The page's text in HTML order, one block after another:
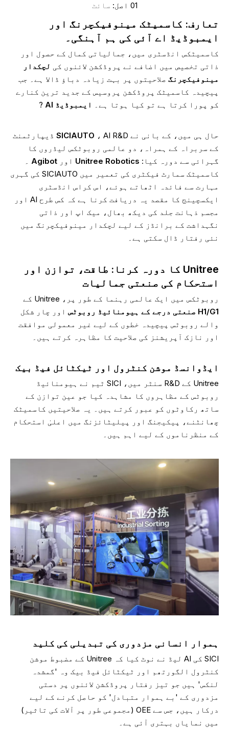
01 اصل:
سائٹ
تعارف: کاسمیٹک مینوفیکچرنگ اور
ایمبوڈیڈ اے آئی کی ہم آہنگی۔
کاسمیٹکس انڈسٹری میں، جمالیاتی کمال کے حصول اور
ذاتی تخصیص میں اضافے نے پروڈکشن لائنوں کی لچکدار
مینوفیکچرنگ صلاحیتوں پر بہت زیادہ دباؤ ڈالا ہے۔ جب
پیچیدہ کاسمیٹک پروڈکشن پروسیس کے جدید ترین کنارے
کو پورا کرتا ہے تو کیا ہوتا ہے۔ ایمبوڈیڈ AI ?
حال ہی میں، کے بانی نے SICIAUTO ، AI R&D ڈیپارٹمنٹ
کے سربراہ کے ہمراہ، دو عالمی روبوٹکس لیڈروں کا
گہرائی سے دورہ کیا: Unitree Robotics اور Agibot ۔
کاسمیٹک سمارٹ فیکٹری کی تعمیر میں SICIAUTO کی گہری
مہارت سے فائدہ اٹھاتے ہوئے، اس کراس انڈسٹری
ایکسچینج کا مقصد یہ دریافت کرنا ہے کہ کس طرح AI اور
مجسم ذہانت جلد کی دیکھ بھال، میک اپ اور ذاتی
نگہداشت کے برانڈز کے لیے لچکدار مینوفیکچرنگ میں
نئی ​​رفتار ڈال سکتی ہے۔
Unitree کا دورہ کرنا: طاقت، توازن اور
استحکام کی صنعتی جمالیات
روبوٹکس میں ایک عالمی رہنما کے طور پر، Unitree کے
H1/G1 صنعتی درجے کے ہیومنائیڈ روبوٹس
اور چار شکل
والے روبوٹس پیچیدہ خطوں کے لیے غیر معمولی موافقت
اور نازک آپریشنز کی صلاحیت کا مظاہرہ کرتے ہیں۔
ایڈوانسڈ موشن کنٹرول اور ٹیکٹائل فیڈ بیک
Unitree کے R&D سنٹر میں، SICI ٹیم نے ہیومنائیڈ
روبوٹس کے مظاہروں کا مشاہدہ کیا جو عین توازن کے
ساتھ رکاوٹوں کو عبور کرتے ہیں۔ یہ صلاحیتیں کاسمیٹک
چھانٹنے، پیکیجنگ اور پیلیٹائزنگ میں اعلیٰ استحکام
کے منظرناموں کے لیے اہم ہیں۔
ہموار انسانی مزدوری کی تبدیلی کی کلید
SICI کی AI لیڈ نے نوٹ کیا کہ Unitree کے مضبوط موشن
کنٹرول الگورتھم اور ٹیکٹائل فیڈ بیک وہ 'گمشدہ
لنکس' ہیں جو تیز رفتار پروڈکشن لائنوں پر دستی
مزدوری کے 'بے ہموار متبادل' کو حاصل کرنے کے لیے
درکار ہیں، جس سے OEE (مجموعی طور پر آلات کی تاثیر)
میں نمایاں بہتری آئی ہے۔